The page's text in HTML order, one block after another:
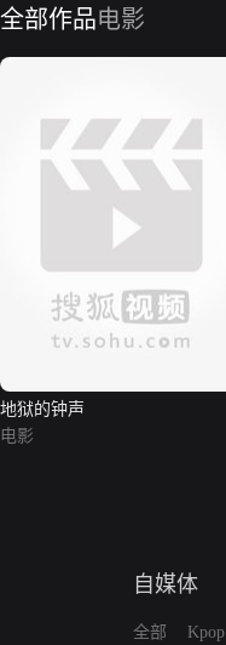
全部作品电影
地狱的钟声
电影
自媒体
全部
Kpop